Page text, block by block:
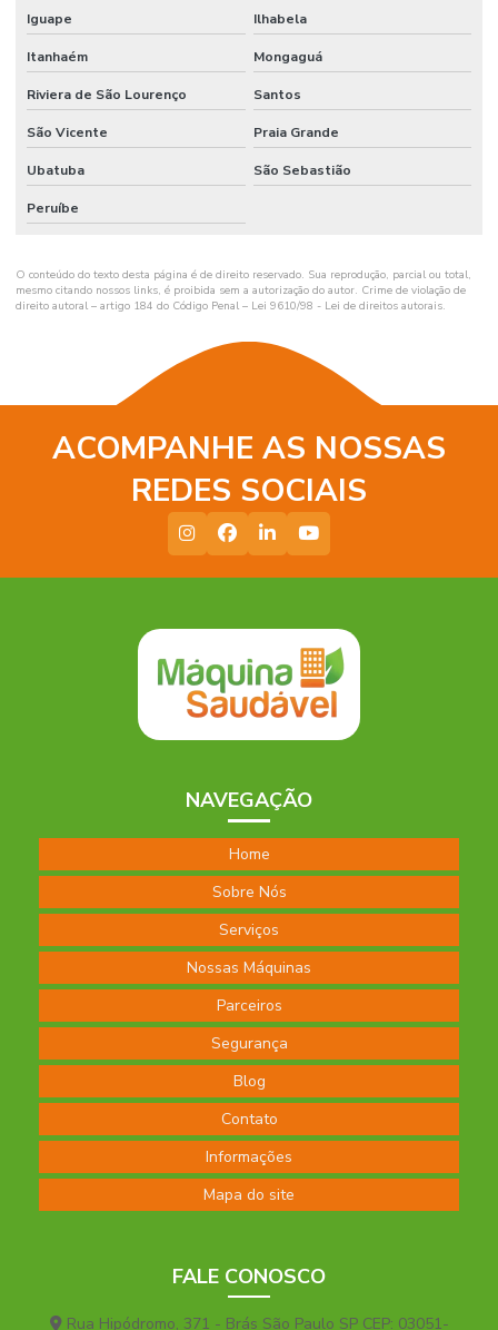
Iguape Ilhabela
Itanhaém Mongaguá
Riviera de São Lourenço Santos
São Vicente Praia Grande
Ubatuba São Sebastião
Peruíbe
O conteúdo do texto desta página é de direito reservado. Sua reprodução, parcial ou total,
mesmo citando nossos links, é proibida sem a autorização do autor. Crime de violação de
direito autoral – artigo 184 do Código Penal – Lei 9610/98 - Lei de direitos autorais.
ACOMPANHE AS NOSSAS
REDES SOCIAIS
NAVEGAÇÃO
Home
Sobre Nós
Serviços
Nossas Máquinas
Parceiros
Segurança
Blog
Contato
Informações
Mapa do site
FALE CONOSCO
Rua Hipódromo, 371 - Brás São Paulo SP CEP: 03051-